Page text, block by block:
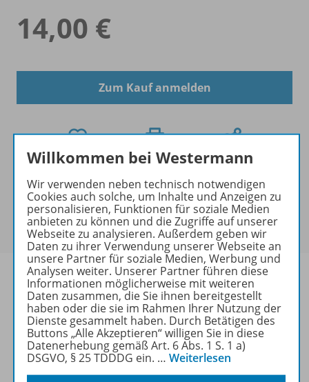
14,00 €
Zum Kauf anmelden
Mengenrabatt
Für dieses Produkt gibt es bei der Bestellung für Ihre
Klasse einenMengenrabatt. Der rabattierte Preis
wird Ihnen an der Kasse angezeigt.
Produktinformationen
Beschreibung
Willkommen bei Westermann
Wir verwenden neben technisch notwendigen
Cookies auch solche, um Inhalte und Anzeigen zu
personalisieren, Funktionen für soziale Medien
anbieten zu können und die Zugriffe auf unserer
Webseite zu analysieren. Außerdem geben wir
Daten zu ihrer Verwendung unserer Webseite an
unsere Partner für soziale Medien, Werbung und
Analysen weiter. Unserer Partner führen diese
Informationen möglicherweise mit weiteren
Daten zusammen, die Sie ihnen bereitgestellt
haben oder die sie im Rahmen Ihrer Nutzung der
Dienste gesammelt haben. Durch Betätigen des
Buttons „Alle Akzeptieren“ willigen Sie in diese
Datenerhebung gemäß Art. 6 Abs. 1 S. 1 a)
DSGVO, § 25 TDDDG ein. … Weiterlesen